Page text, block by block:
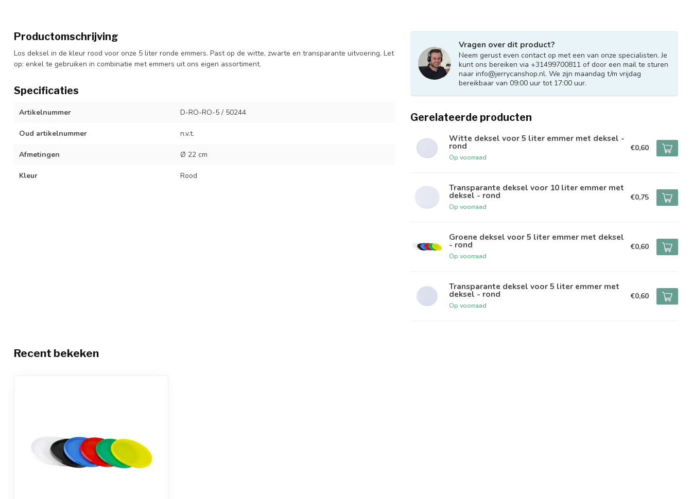
Productomschrijving
Los deksel in de kleur rood voor onze 5 liter ronde emmers. Past op de witte, zwarte en transparante uitvoering. Let
op: enkel te gebruiken in combinatie met emmers uit ons eigen assortiment.
Specificaties
Artikelnummer D-RO-RO-5 / 50244
Oud artikelnummer n.v.t.
Afmetingen Ø 22 cm
Kleur Rood
Vragen over dit product?
Neem gerust even contact op met een van onze specialisten. Je
kunt ons bereiken via +31499700811 of door een mail te sturen
naar info@jerrycanshop.nl. We zijn maandag t/m vrijdag
bereikbaar van 09:00 uur tot 17:00 uur.
Gerelateerde producten
Witte deksel voor 5 liter emmer met deksel -
rond
Op voorraad
€0,60
Transparante deksel voor 10 liter emmer met
deksel - rond
Op voorraad
€0,75
Groene deksel voor 5 liter emmer met deksel
- rond
Op voorraad
€0,60
Transparante deksel voor 5 liter emmer met
deksel - rond
Op voorraad
€0,60
Recent bekeken